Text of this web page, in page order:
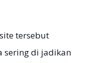
tersebut
sering di jadikan